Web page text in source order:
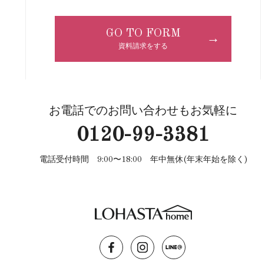
GO TO FORM
資料請求をする
→
お電話でのお問い合わせもお気軽に
0120-99-3381
電話受付時間 9:00〜18:00 年中無休(年末年始を除く)